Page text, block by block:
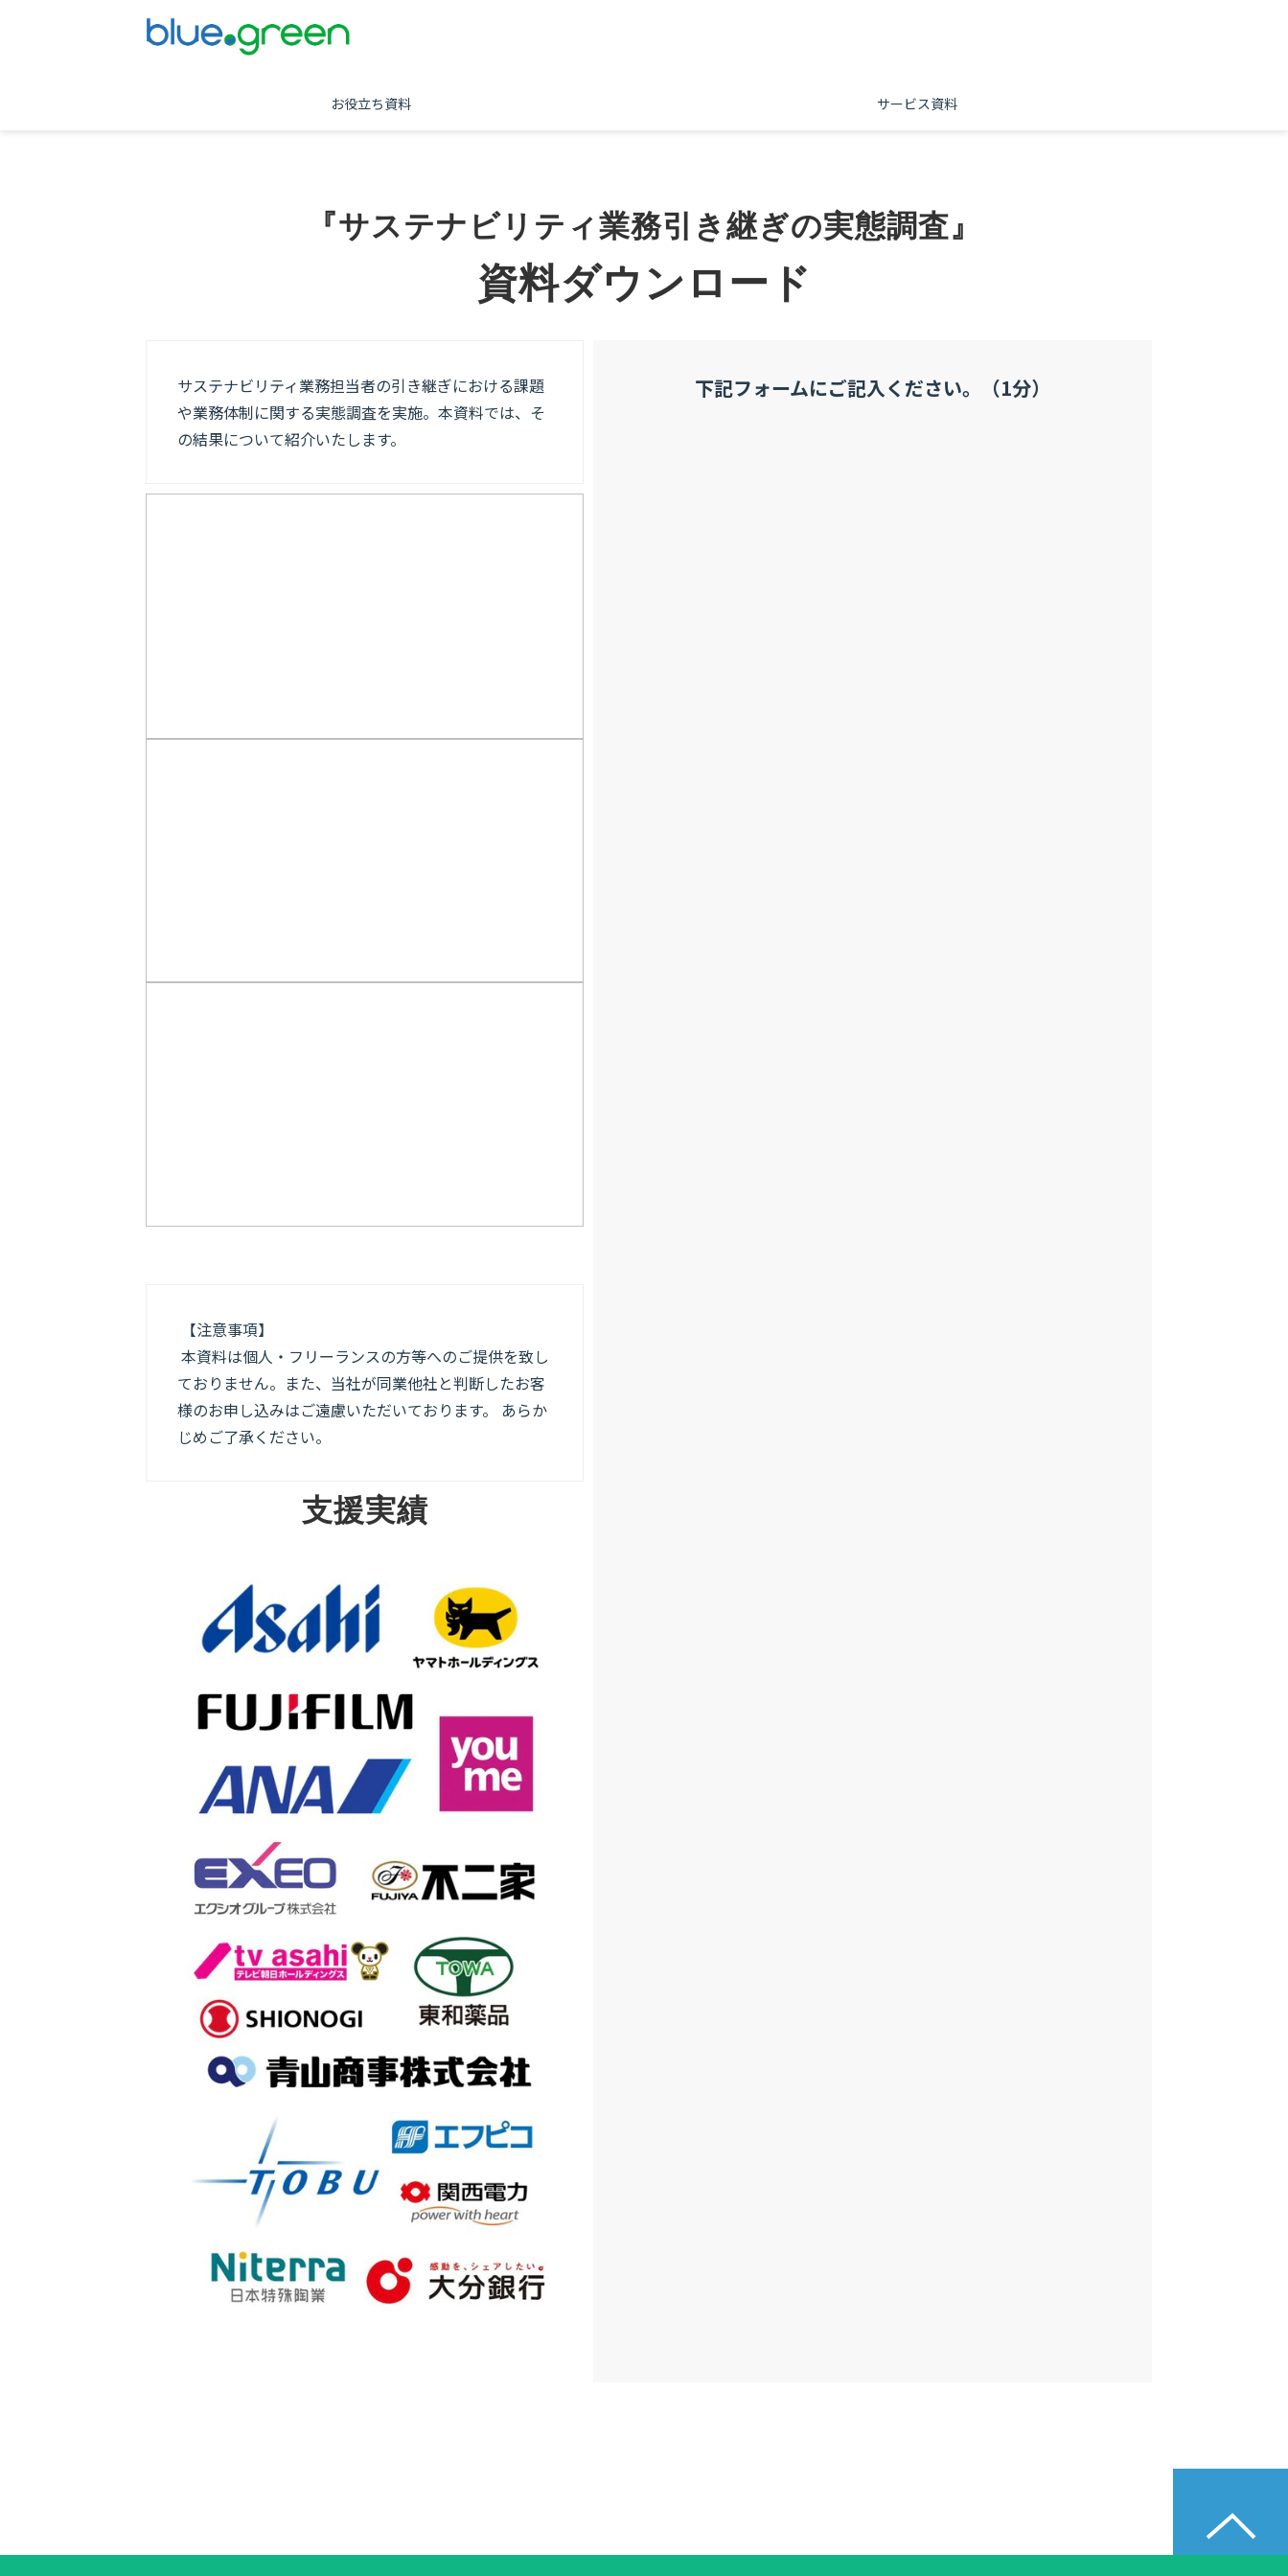
お役立ち資料 サービス資料
『サステナビリティ業務引き継ぎの実態調査』
資料ダウンロード
サステナビリティ業務担当者の引き継ぎにおける課題
や業務体制に関する実態調査を実施。本資料では、そ
の結果について紹介いたします。
【注意事項】
本資料は個人・フリーランスの方等へのご提供を致し
ておりません。また、当社が同業他社と判断したお客
様のお申し込みはご遠慮いただいております。 あらか
じめご了承ください。
支援実績
下記フォームにご記入ください。（1分）